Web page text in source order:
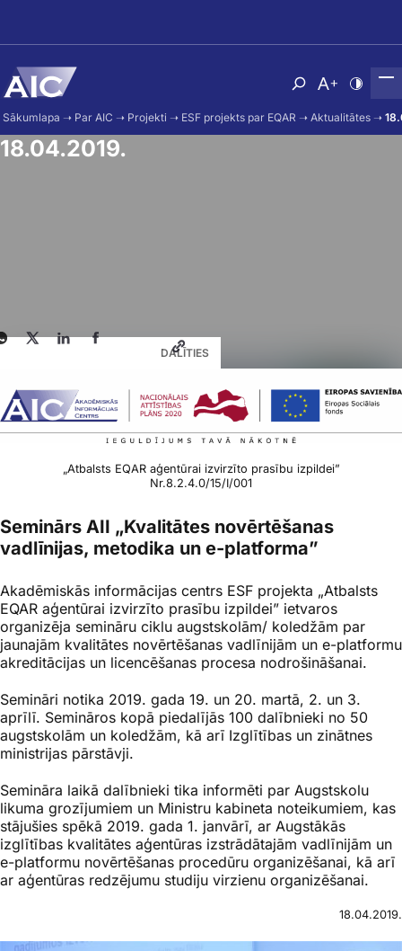
AtvērtNomainīt
Sākumlapa ➝ Par AIC ➝ Projekti ➝ ESF projekts par EQAR ➝ Aktualitātes ➝
18.04.2019.
DALĪTIES
„Atbalsts EQAR aģentūrai izvirzīto prasību izpildei”
Nr.8.2.4.0/15/I/001
Seminārs AII „Kvalitātes novērtēšanas
vadlīnijas, metodika un e-platforma”
Akadēmiskās informācijas centrs ESF projekta „Atbalsts
EQAR aģentūrai izvirzīto prasību izpildei” ietvaros
organizēja semināru ciklu augstskolām/ koledžām par
jaunajām kvalitātes novērtēšanas vadlīnijām un e-platformu
akreditācijas un licencēšanas procesa nodrošināšanai.
Semināri notika 2019. gada 19. un 20. martā, 2. un 3.
aprīlī. Semināros kopā piedalījās 100 dalībnieki no 50
augstskolām un koledžām, kā arī Izglītības un zinātnes
ministrijas pārstāvji.
Semināra laikā dalībnieki tika informēti par Augstskolu
likuma grozījumiem un Ministru kabineta noteikumiem, kas
stājušies spēkā 2019. gada 1. janvārī, ar Augstākās
izglītības kvalitātes aģentūras izstrādātajām vadlīnijām un
e-platformu novērtēšanas procedūru organizēšanai, kā arī
ar aģentūras redzējumu studiju virzienu organizēšanai.
18.04.2019.